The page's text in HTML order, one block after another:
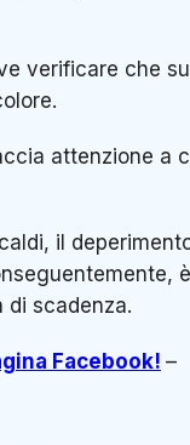
verificare che
attenzione a
il
di scadenza.
Facebook! –